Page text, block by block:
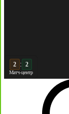
3 : 2
Матч-центр